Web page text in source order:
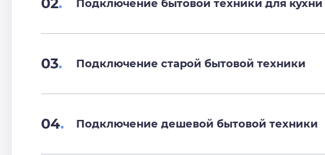
02. Подключение бытовой техники для кухни
03. Подключение старой бытовой техники
04. Подключение дешевой бытовой техники